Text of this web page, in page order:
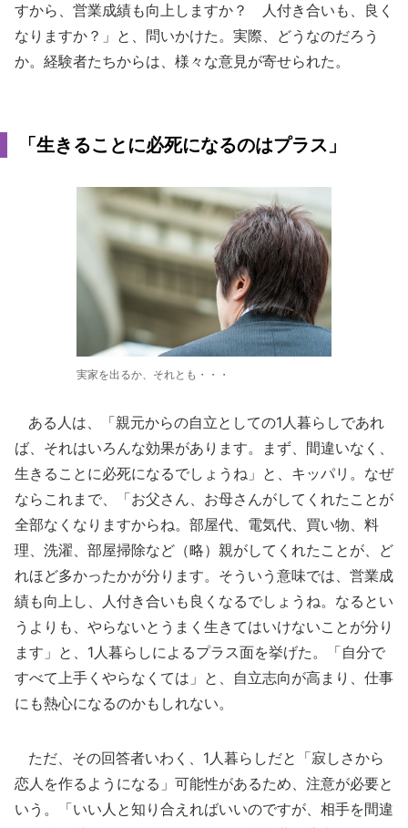
すから、営業成績も向上しますか？ 人付き合いも、良く
なりますか？」と、問いかけた。実際、どうなのだろう
か。経験者たちからは、様々な意見が寄せられた。
「生きることに必死になるのはプラス」
実家を出るか、それとも・・・
ある人は、「親元からの自立としての1人暮らしであれ
ば、それはいろんな効果があります。まず、間違いなく、
生きることに必死になるでしょうね」と、キッパリ。なぜ
ならこれまで、「お父さん、お母さんがしてくれたことが
全部なくなりますからね。部屋代、電気代、買い物、料
理、洗濯、部屋掃除など（略）親がしてくれたことが、ど
れほど多かったかが分ります。そういう意味では、営業成
績も向上し、人付き合いも良くなるでしょうね。なるとい
うよりも、やらないとうまく生きてはいけないことが分り
ます」と、1人暮らしによるプラス面を挙げた。「自分で
すべて上手くやらなくては」と、自立志向が高まり、仕事
にも熱心になるのかもしれない。
ただ、その回答者いわく、1人暮らしだと「寂しさから
恋人を作るようになる」可能性があるため、注意が必要と
いう。「いい人と知り合えればいいのですが、相手を間違